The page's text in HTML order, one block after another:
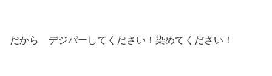
だから デジパーしてください！染めてください！